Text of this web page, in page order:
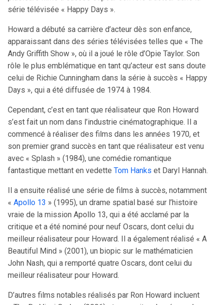
série télévisée « Happy Days ».
Howard a débuté sa carrière d’acteur dès son enfance,
apparaissant dans des séries télévisées telles que « The
Andy Griffith Show », où il a joué le rôle d’Opie Taylor. Son
rôle le plus emblématique en tant qu’acteur est sans doute
celui de Richie Cunningham dans la série à succès « Happy
Days », qui a été diffusée de 1974 à 1984.
Cependant, c’est en tant que réalisateur que Ron Howard
s’est fait un nom dans l’industrie cinématographique. Il a
commencé à réaliser des films dans les années 1970, et
son premier grand succès en tant que réalisateur est venu
avec « Splash » (1984), une comédie romantique
fantastique mettant en vedette Tom Hanks et Daryl Hannah.
Il a ensuite réalisé une série de films à succès, notamment
« Apollo 13 » (1995), un drame spatial basé sur l’histoire
vraie de la mission Apollo 13, qui a été acclamé par la
critique et a été nominé pour neuf Oscars, dont celui du
meilleur réalisateur pour Howard. Il a également réalisé « A
Beautiful Mind » (2001), un biopic sur le mathématicien
John Nash, qui a remporté quatre Oscars, dont celui du
meilleur réalisateur pour Howard.
D’autres films notables réalisés par Ron Howard incluent